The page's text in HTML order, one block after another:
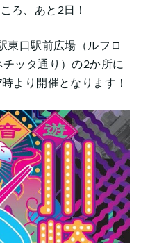
ろ、あと2日！
東口駅前広場（ルフロ
ッタ通り）の2か所に
より開催となります！